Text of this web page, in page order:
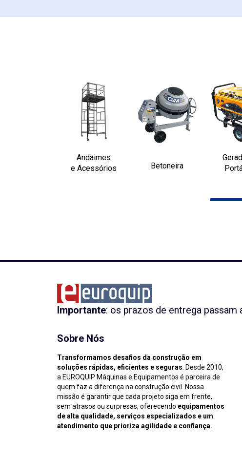
Andaimes
e Acessórios
Betoneira
Importante: os prazos de entrega
Sobre Nós
Transformamos desafios da construção em
soluções rápidas, eficientes e seguras . Desde 2010,
a EUROQUIP Máquinas e Equipamentos é parceira de
quem faz a diferença na construção civil. Nossa
missão é garantir que cada projeto siga em frente,
sem atrasos ou surpresas, oferecendo equipamentos
de alta qualidade, serviços especializados e um
atendimento que prioriza agilidade e confiança.